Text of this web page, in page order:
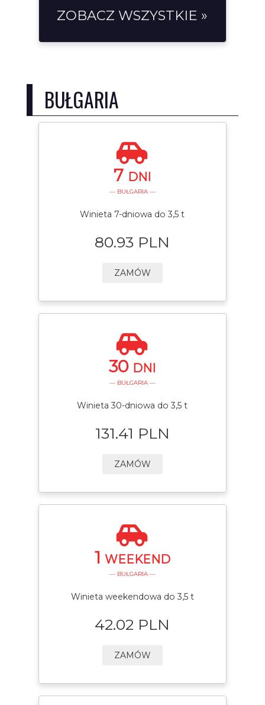
ZOBACZ WSZYSTKIE »
BUŁGARIA
7 DNI
— BUŁGARIA —
Winieta 7-dniowa do 3,5 t
80.93 PLN
ZAMÓW
30 DNI
— BUŁGARIA —
Winieta 30-dniowa do 3,5 t
131.41 PLN
ZAMÓW
1 WEEKEND
— BUŁGARIA —
Winieta weekendowa do 3,5 t
42.02 PLN
ZAMÓW